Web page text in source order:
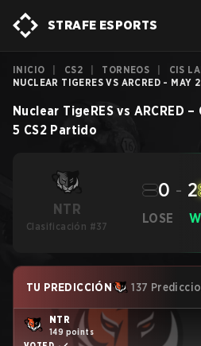
STRAFE ESPORTS
INICIO CS2 TORNEOS CIS
NUCLEAR TIGERES VS ARCRED - MAY
Nuclear TigeRES vs ARCRED –
5 CS2 Partido
NTR
Clasificación #37
LOSE
0 - 2
TU PREDICCIÓN 137
NTR
149 points